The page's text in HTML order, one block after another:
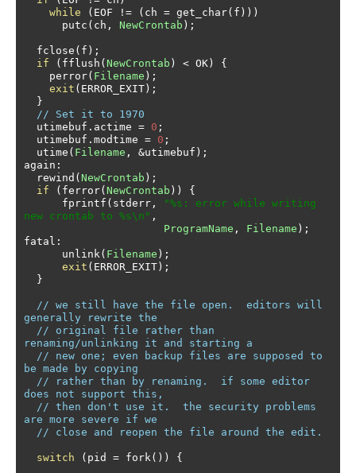
while
( EOF != ( ch = get_char( f )))
      putc
( ch , NewCrontab );
  fclose
( f );
if
( fflush ( NewCrontab ) < OK )
{
    perror
( Filename );
exit ( ERROR_EXIT );
}
// Set it to 1970
  utimebuf
. actime = 0 ;
  utimebuf
. modtime = 0 ;
  utime
( Filename , &utimebuf );
again :
  rewind
( NewCrontab );
if
( ferror( NewCrontab ))
{
      fprintf
( stderr ,
"%s: error while writing
new crontab to %s\n" ,
ProgramName , Filename );
fatal :
      unlink
( Filename );
exit ( ERROR_EXIT );
}
// we still have the file open.  editors will
generally rewrite the
// original file rather than
renaming/unlinking it and starting a
// new one; even backup files are supposed to
be made by copying
// rather than by renaming.  if some editor
does not support this,
// then don't use it.  the security problems
are more severe if we
// close and reopen the file around the edit.
switch ( pid = fork()) {